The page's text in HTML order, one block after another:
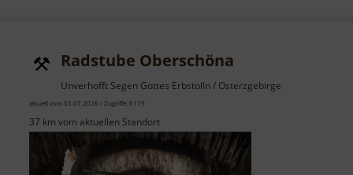
Radstube Oberschöna
Unverhofft Segen Gottes Erbstolln / Osterzgebirge
aktuell vom 05.07.2026 / Zugriffe: 6179
37 km vom aktuellen Standort